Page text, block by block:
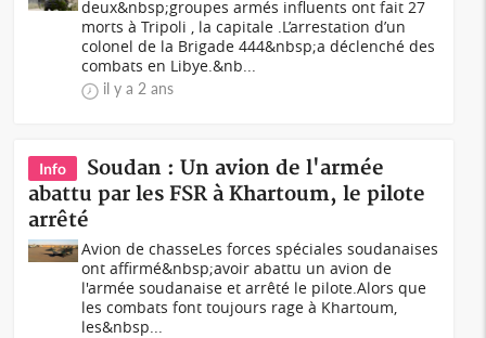
deux&nbsp;groupes armés influents ont fait 27
morts à Tripoli , la capitale .L’arrestation d’un
colonel de la Brigade 444&nbsp;a déclenché des
combats en Libye.&nb...
il y a 2 ans
Info
Soudan : Un avion de l'armée
abattu par les FSR à Khartoum, le pilote
arrêté
Avion de chasseLes forces spéciales soudanaises
ont affirmé&nbsp;avoir abattu un avion de
l'armée soudanaise et arrêté le pilote.Alors que
les combats font toujours rage à Khartoum,
les&nbsp...